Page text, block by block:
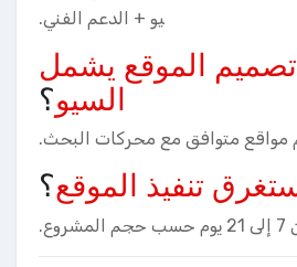
يو + الدعم الفني.
تصميم الموقع يشمل
السيو؟
مواقع متوافق مع محركات البحث.
تنفيذ الموقع؟